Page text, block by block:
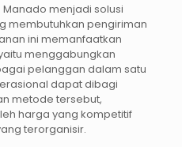
menjadi solusi
membutuhkan pengiriman
ini memanfaatkan
menggabungkan
pelanggan dalam satu
dapat dibagi
metode tersebut,
harga yang kompetitif
terorganisir.